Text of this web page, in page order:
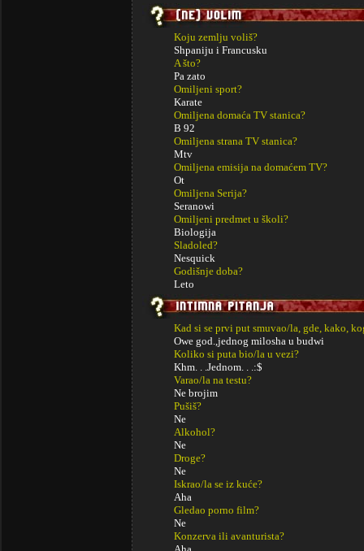
Koju zemlju voliš?
Shpaniju i Francusku
A što?
Pa zato
Omiljeni sport?
Karate
Omiljena domaća TV stanica?
B 92
Omiljena strana TV stanica?
Mtv
Omiljena emisija na domaćem TV?
Ot
Omiljena Serija?
Seranowi
Omiljeni predmet u školi?
Biologija
Sladoled?
Nesquick
Godišnje doba?
Leto
Kad si se prvi put smuvao/la, gde, kako,
Owe god.,jednog milosha u budwi
Koliko si puta bio/la u vezi?
Khm. . .Jednom. . .:$
Varao/la na testu?
Ne brojim
Pušiš?
Ne
Alkohol?
Ne
Droge?
Ne
Iskrao/la se iz kuće?
Aha
Gledao porno film?
Ne
Konzerva ili avanturista?